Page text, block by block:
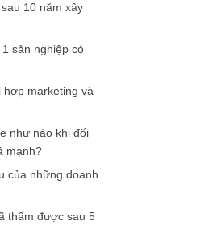
10 năm xây
sản nghiệp có
hợp marketing và
như nào khi đối
mạnh?
của những doanh
thấm được sau 5